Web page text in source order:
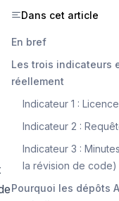
Dans cet article
En bref
Les trois indicateurs
réellement
Indicateur 1 :
Indicateur 2 :
Indicateur 3 :
la révision de code)
Pourquoi les dépôts